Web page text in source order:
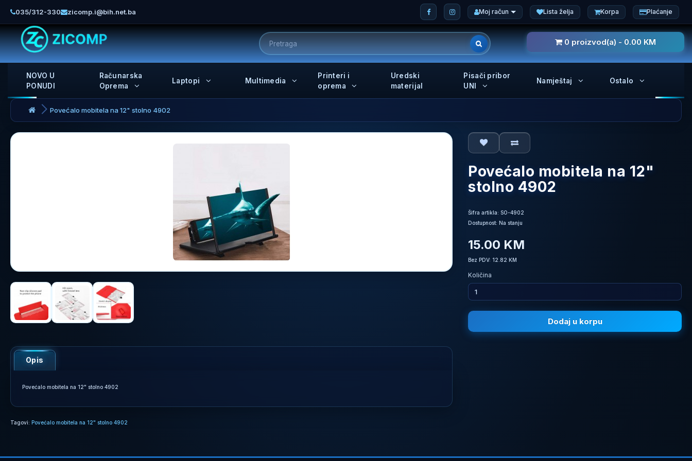
035/312-330 zicomp.i@bih.net.ba Moj račun Lista želja Korpa Plaćanje
0 proizvod(a) - 0.00 KM
NOVO U
PONUDI
Računarska
Oprema
Laptopi Multimedia
Printeri i
oprema
Uredski
materijal
Pisači pribor
UNI
Namještaj Ostalo
Povećalo mobitela na 12" stolno 4902
Opis
Povećalo mobitela na 12" stolno 4902
Povećalo mobitela na 12"
stolno 4902
Šifra artikla: SO-4902
Dostupnost: Na stanju
15.00 KM
Bez PDV: 12.82 KM
Količina
Dodaj u korpu
Tagovi: Povećalo mobitela na 12" stolno 4902